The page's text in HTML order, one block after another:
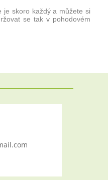
je skoro každý a můžete si
se tak v pohodovém